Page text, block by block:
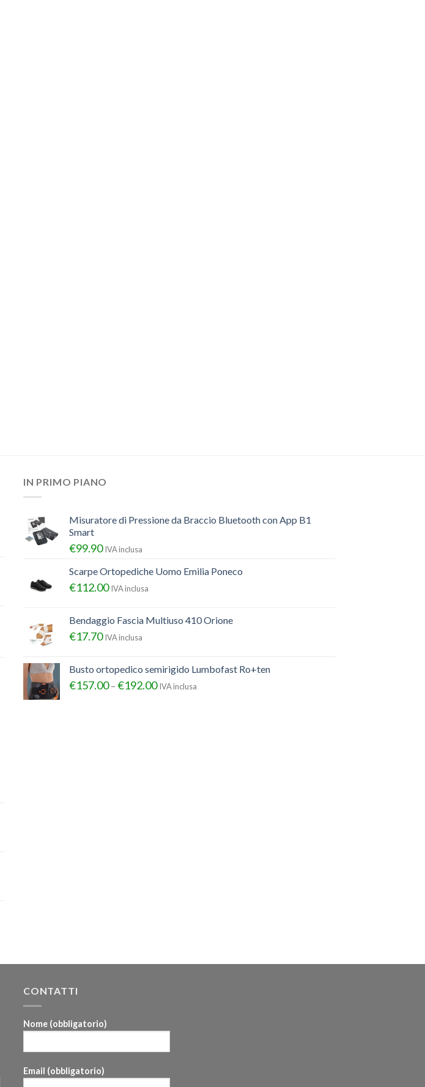
IN PRIMO PIANO
Misuratore di Pressione da Braccio Bluetooth con App B1
Smart
€99.90 IVA inclusa
Scarpe Ortopediche Uomo Emilia Poneco
€112.00 IVA inclusa
Bendaggio Fascia Multiuso 410 Orione
€17.70 IVA inclusa
Busto ortopedico semirigido Lumbofast Ro+ten
€157.00– €192.00 IVA inclusa
CONTATTI
Nome (obbligatorio)
Email (obbligatorio)